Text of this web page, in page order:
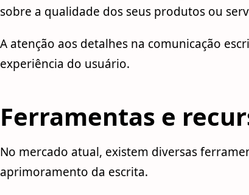
sobre a qualidade dos seus produtos ou
A atenção aos detalhes na comunicação
experiência do usuário.
Ferramentas e
No mercado atual, existem diversas
aprimoramento da escrita.